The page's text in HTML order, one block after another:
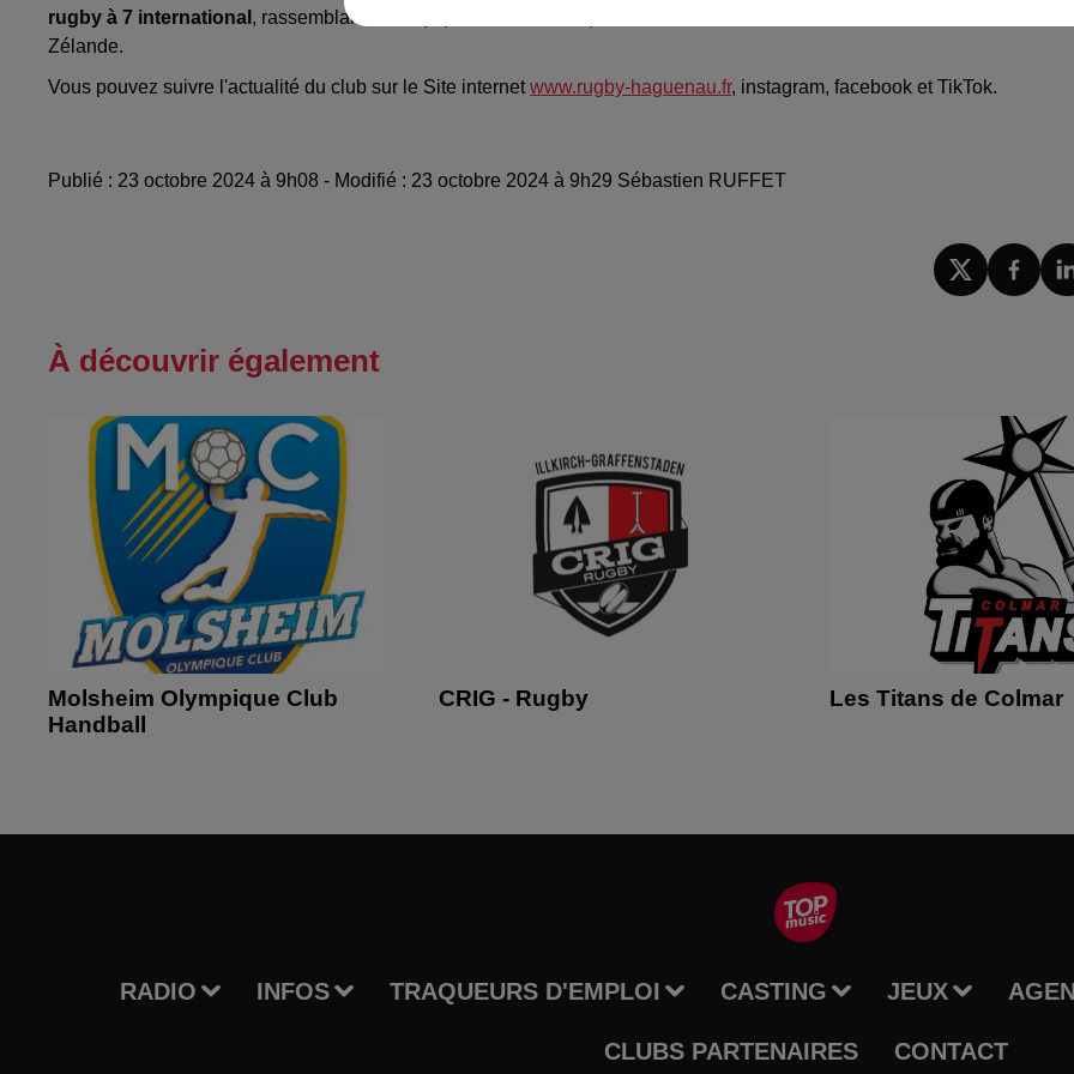
rugby à 7 international , rassemblant des équipes venues des quatre coins du monde, comme les All Blacks de Nouvelle
Zélande.
Vous pouvez suivre l'actualité du club sur le Site internetwww.rugby-haguenau.fr, instagram, facebook et TikTok.
Publié : 23 octobre 2024 à 9h08 - Modifié : 23 octobre 2024 à 9h29 Sébastien RUFFET
À découvrir également
Molsheim Olympique Club
Handball
CRIG - Rugby Les Titans de Colmar
RADIO INFOS TRAQUEURS D'EMPLOI CASTING JEUX
CLUBS PARTENAIRES CONTACT